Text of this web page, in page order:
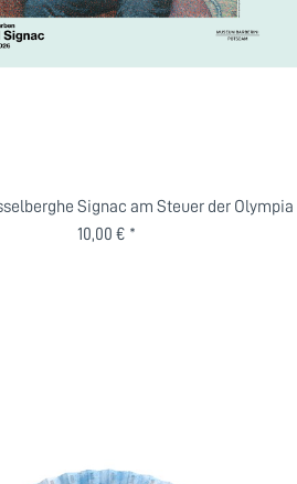
Signac am Steuer der Olympia
10,00 € *